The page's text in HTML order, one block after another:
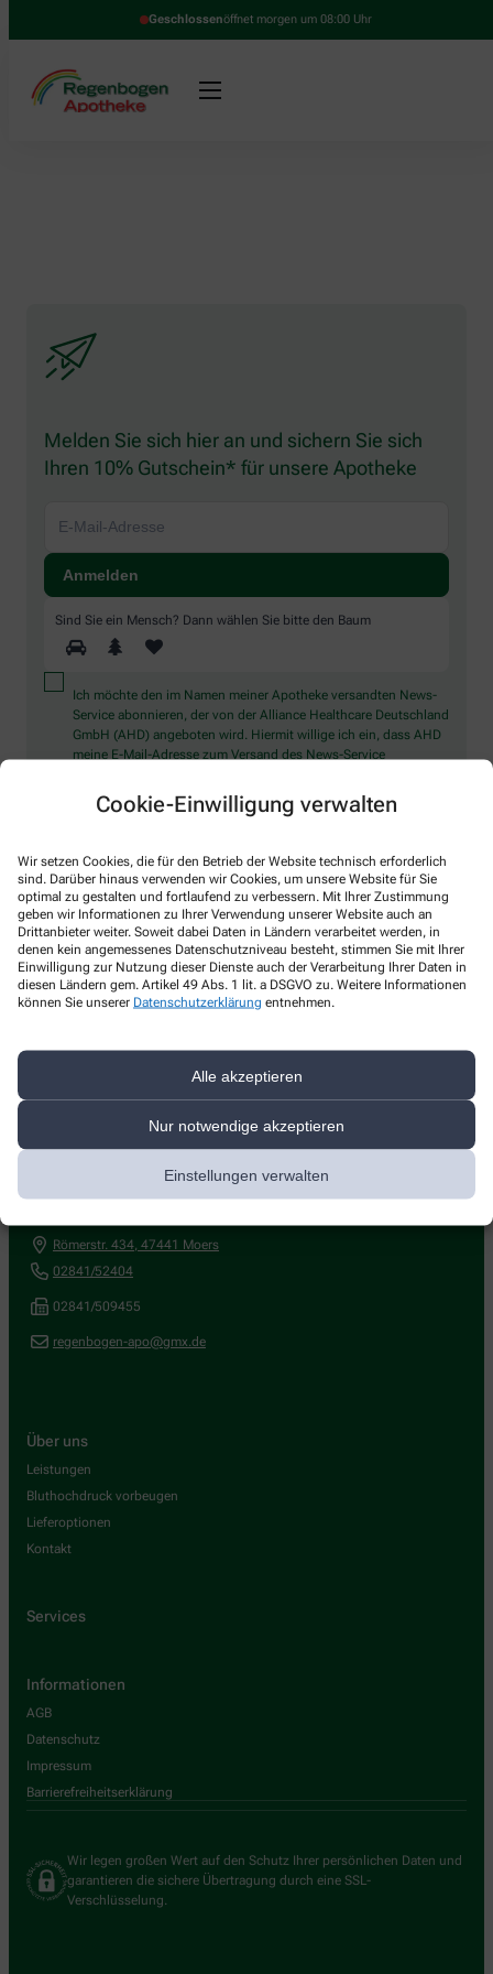
Cookie-Einwilligung verwalten
Wir setzen Cookies, die für den Betrieb der Website technisch erforderlich
sind. Darüber hinaus verwenden wir Cookies, um unsere Website für Sie
optimal zu gestalten und fortlaufend zu verbessern. Mit Ihrer Zustimmung
geben wir Informationen zu Ihrer Verwendung unserer Website auch an
Drittanbieter weiter. Soweit dabei Daten in Ländern verarbeitet werden, in
denen kein angemessenes Datenschutzniveau besteht, stimmen Sie mit Ihrer
Einwilligung zur Nutzung dieser Dienste auch der Verarbeitung Ihrer Daten in
diesen Ländern gem. Artikel 49 Abs. 1 lit. a DSGVO zu. Weitere Informationen
können Sie unserer Datenschutzerklärung entnehmen.
Alle akzeptieren
Nur notwendige akzeptieren
Einstellungen verwalten
Geschlossenöffnet morgen um 08:00 Uhr
Melden Sie sich hier an und sichern Sie sich
Ihren 10% Gutschein* für unsere Apotheke
Sind Sie ein Mensch? Dann wählen Sie bitte den Baum
Ich möchte den im Namen meiner Apotheke versandten News-
Service abonnieren, der von der Alliance Healthcare Deutschland
GmbH (AHD) angeboten wird. Hiermit willige ich ein, dass AHD
meine E-Mail-Adresse zum Versand des News-Service
Newsletters den Dienstleister Emarsys ein. Die Einwilligung
kann jederzeit für die Zukunft widerrufen werden (z.B. über den
Kontaktmöglichkeiten dafür und weitere Angaben zur
Datenverarbeitung finden sich in derDatenschutzerklärung
* Coupon-Bedingungen: Einmalig einlösbar bis zum
31.12.2026. Mindestbestellwert: 50,00 €. Gültig auf das
gesamte Sortiment, ausgeschlossen rezeptpflichtige Produkte.
Kontakt
Regenbogen-Apotheke
Römerstr. 434, 47441 Moers
02841/52404
02841/509455
regenbogen-apo@gmx.de
Über uns
Leistungen
Bluthochdruck vorbeugen
Lieferoptionen
Kontakt
Services
Informationen
AGB
Datenschutz
Impressum
Barrierefreiheitserklärung
Wir legen großen Wert auf den Schutz Ihrer persönlichen Daten und
garantieren die sichere Übertragung durch eine SSL-
Verschlüsselung.